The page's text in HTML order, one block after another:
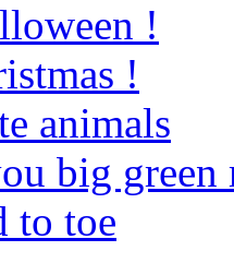
!
!
animals
big green
to toe